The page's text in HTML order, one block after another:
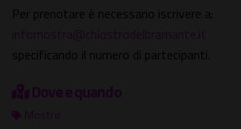
Per prenotare è necessario iscrivere a:
infomostra@chiostrodelbramante.it
specificando il numero di partecipanti.
Dove e quando
Mostre